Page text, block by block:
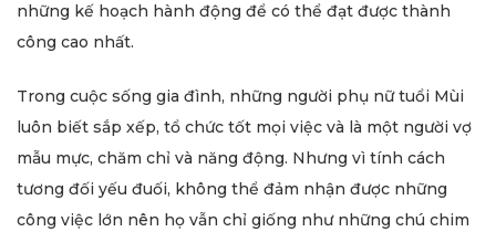
những kế hoạch hành động để có thể đạt được thành
công cao nhất.
Trong cuộc sống gia đình, những người phụ nữ tuổi Mùi
luôn biết sắp xếp, tổ chức tốt mọi việc và là một người vợ
mẫu mực, chăm chỉ và năng động. Nhưng vì tính cách
tương đối yếu đuối, không thể đảm nhận được những
công việc lớn nên họ vẫn chỉ giống như những chú chim